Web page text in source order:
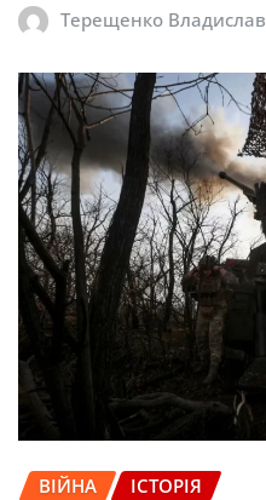
Терещенко Владислав
ВІЙНА ІСТОРІЯ